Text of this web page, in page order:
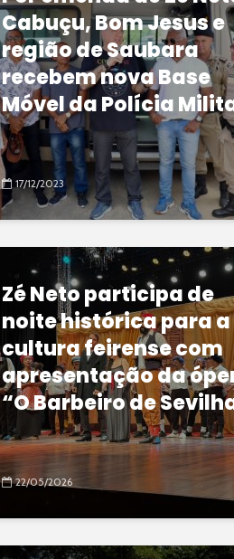
Cabuçu, Bom Jesus e
região de Saubara
recebem nova Base
Móvel da Polícia
17/12/2023
Zé Neto participa de
noite histórica para a
cultura feirense com
apresentação da
“O Barbeiro de
22/05/2026